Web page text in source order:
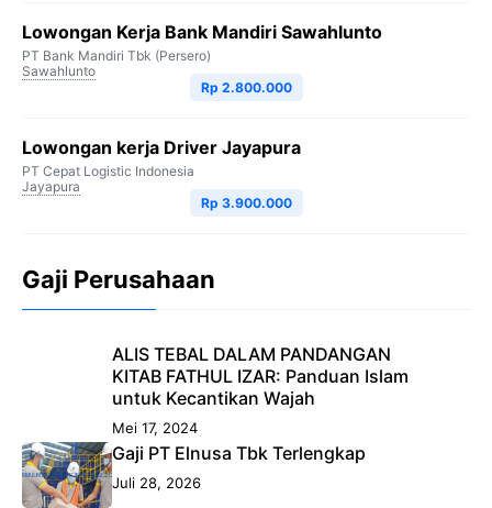
Lowongan Kerja Bank Mandiri Sawahlunto
PT Bank Mandiri Tbk (Persero)
Sawahlunto
Rp 2.800.000
Lowongan kerja Driver Jayapura
PT Cepat Logistic Indonesia
Jayapura
Rp 3.900.000
Gaji Perusahaan
ALIS TEBAL DALAM PANDANGAN
KITAB FATHUL IZAR: Panduan Islam
untuk Kecantikan Wajah
Mei 17, 2024
Gaji PT Elnusa Tbk Terlengkap
Juli 28, 2026